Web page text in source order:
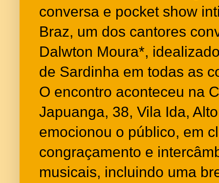
conversa e pocket show
Braz, um dos cantores
Dalwton Moura*,
de Sardinha em todas as
O encontro aconteceu na
Japuanga, 38, Vila Ida,
emocionou o público, em
congraçamento e
musicais, incluindo uma